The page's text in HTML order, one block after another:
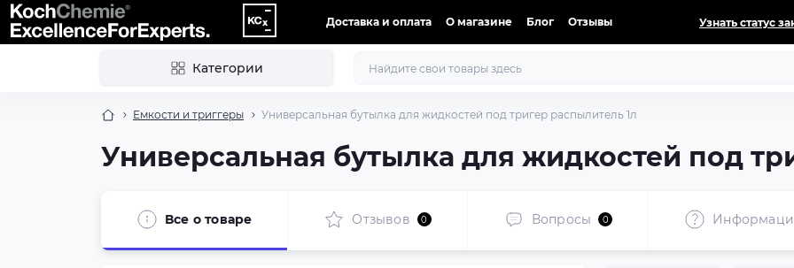
Доставка и оплата О магазине Блог Отзывы Узнать статус
Категории
Емкости и триггеры Универсальная бутылка для жидкостей под тригер распылитель 1л
Универсальная бутылка для жидкостей под
Все о товаре Отзывов 0 Вопросы 0